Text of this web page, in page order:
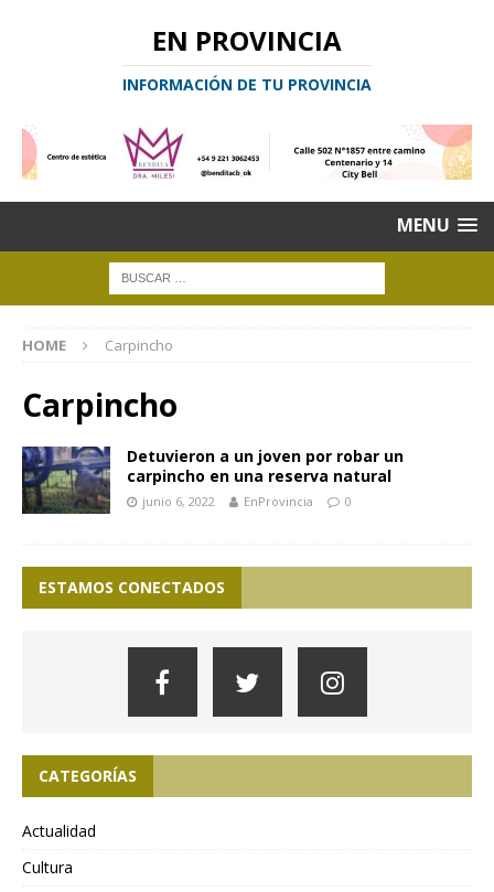
EN PROVINCIA
INFORMACIÓN DE TU PROVINCIA
MENU
HOME Carpincho
Carpincho
Detuvieron a un joven por robar un
carpincho en una reserva natural
junio 6, 2022 EnProvincia 0
ESTAMOS CONECTADOS
CATEGORÍAS
Actualidad
Cultura